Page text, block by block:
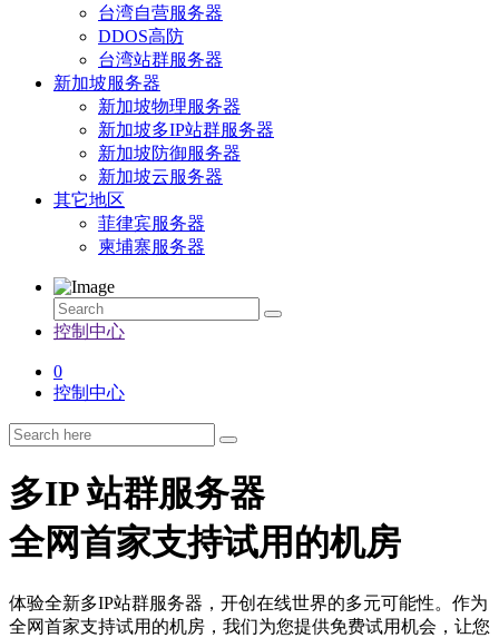
台湾自营服务器
DDOS高防
台湾站群服务器
新加坡服务器
新加坡物理服务器
新加坡多IP站群服务器
新加坡防御服务器
新加坡云服务器
其它地区
菲律宾服务器
柬埔寨服务器
控制中心
0
控制中心
多IP站群服务器
全网首家支持试用的机房
体验全新多IP站群服务器，开创在线世界的多元可能性。作为
全网首家支持试用的机房，我们为您提供免费试用机会，让您